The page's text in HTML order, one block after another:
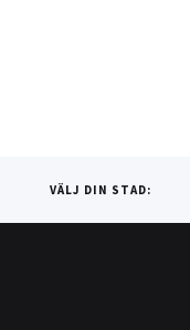
VÄLJ DIN STAD: